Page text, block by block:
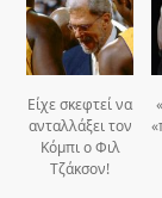
Είχε σκεφτεί να
ανταλλάξει τον
Κόμπι ο Φιλ
Τζάκσον!